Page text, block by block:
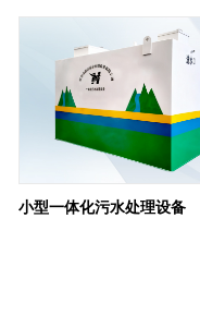
小型一体化污水处理设备